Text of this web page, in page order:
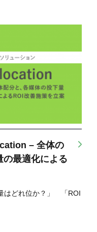
– 全体の
の最適化による
はどれ位か？」 「ROI